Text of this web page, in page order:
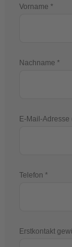
Vorname
Nachname
E-Mail-Adresse
Telefon
Erstkontakt